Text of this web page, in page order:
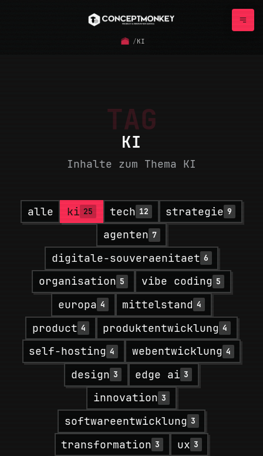
/KI
TAG
KI
Inhalte zum Thema KI
alle ki 25 tech 12 strategie 9
agenten 7
digitale-souveraenitaet 6
organisation 5 vibe coding 5
europa 4 mittelstand 4
product 4 produktentwicklung 4
self-hosting 4 webentwicklung 4
design 3 edge ai 3
innovation 3
softwareentwicklung 3
transformation 3 ux 3